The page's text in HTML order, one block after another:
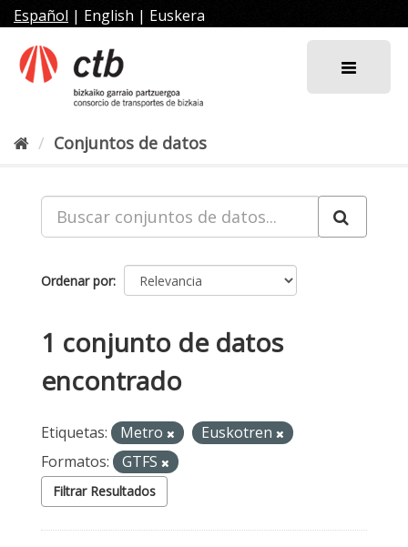
al
contenido
Español | English | Euskera
Conjuntos de datos
Ordenar por
1 conjunto de datos
encontrado
Etiquetas: Metro
Euskotren
Formatos:
GTFS
Filtrar Resultados